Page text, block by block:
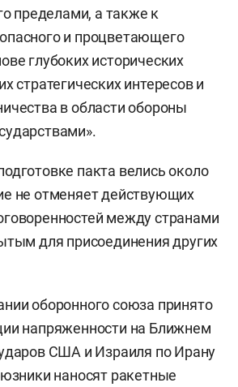
пределами, а также к
и процветающего
глубоких исторических
стратегических интересов и
в области обороны
пакта велись около
не отменяет действующих
между странами
для присоединения других
оборонного союза принято
напряженности на Ближнем
США и Израиля по Ирану
наносят ракетные